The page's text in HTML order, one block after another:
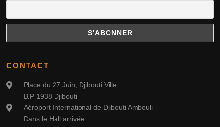
CONTACT
Place du 27 Juin, Djibouti Ville
B.P 1938 Djibouti
Aéroport International de Djibouti Ambouli
Dans le Hall arrivée